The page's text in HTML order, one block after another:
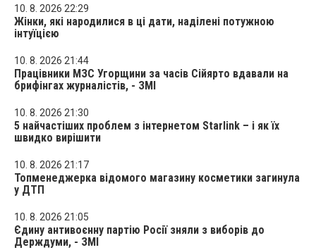
10. 8. 2026 22:29
Жінки, які народилися в ці дати, наділені потужною
інтуїцією
10. 8. 2026 21:44
Працівники МЗС Угорщини за часів Сійярто вдавали на
брифінгах журналістів, - ЗМІ
10. 8. 2026 21:30
5 найчастіших проблем з інтернетом Starlink – і як їх
швидко вирішити
10. 8. 2026 21:17
Топменеджерка відомого магазину косметики загинула
у ДТП
10. 8. 2026 21:05
Єдину антивоєнну партію Росії зняли з виборів до
Держдуми, - ЗМІ